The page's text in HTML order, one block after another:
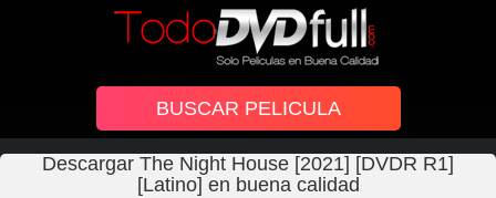
Descargar The Night House [2021] [DVDR R1]
[Latino] en buena calidad